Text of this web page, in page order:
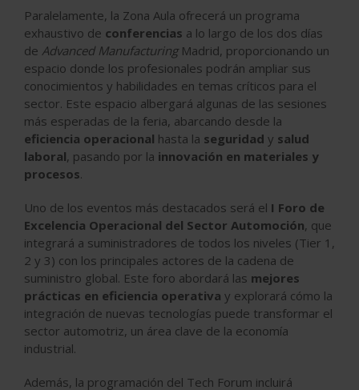
Paralelamente, la Zona Aula ofrecerá un programa
exhaustivo de conferencias a lo largo de los dos días
de Advanced ManufacturingMadrid, proporcionando un
espacio donde los profesionales podrán ampliar sus
conocimientos y habilidades en temas críticos para el
sector. Este espacio albergará algunas de las sesiones
más esperadas de la feria, abarcando desde la
eficiencia operacional hasta la seguridad y salud
laboral, pasando por la innovación en materiales y
procesos.
Uno de los eventos más destacados será el I Foro de
Excelencia Operacional del Sector Automoción, que
integrará a suministradores de todos los niveles (Tier 1,
2 y 3) con los principales actores de la cadena de
suministro global. Este foro abordará las mejores
prácticas en eficiencia operativa y explorará cómo la
integración de nuevas tecnologías puede transformar el
sector automotriz, un área clave de la economía
industrial.
Además, la programación del Tech Forum incluirá